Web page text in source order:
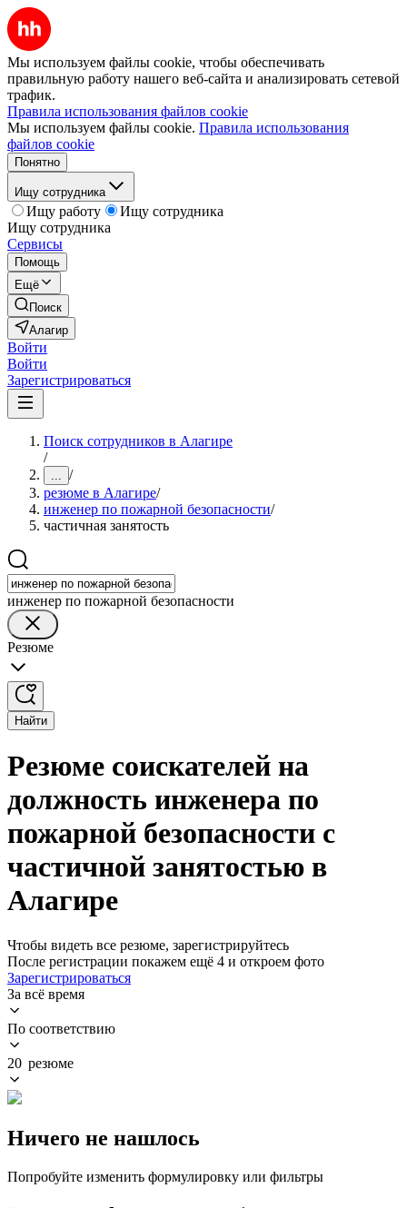
Мы используем файлы cookie, чтобы обеспечивать
правильную работу нашего веб-сайта и анализировать сетевой
трафик.
Правила использования файлов cookie
Мы используем файлы cookie. Правила использования
файлов cookie
Понятно
Ищу сотрудника
Ищу работу
Ищу сотрудника
Ищу сотрудника
Сервисы
Помощь
Ещё
Поиск
Алагир
Войти
Войти
Зарегистрироваться
Поиск сотрудников в Алагире
/
... /
резюме в Алагире/
инженер по пожарной безопасности/
частичная занятость
инженер по пожарной безопасности
Резюме
Найти
Резюме соискателей на
должность инженера по
пожарной безопасности с
частичной занятостью в
Алагире
Чтобы видеть все резюме, зарегистрируйтесь
После регистрации покажем ещё 4 и откроем фото
Зарегистрироваться
За всё время
По соответствию
20 резюме
Ничего не нашлось
Попробуйте изменить формулировку или фильтры